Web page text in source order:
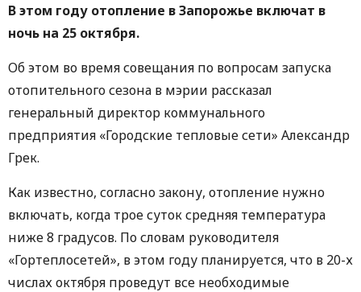
В этом году отопление в Запорожье включат в
ночь на 25 октября.
Об этом во время совещания по вопросам запуска
отопительного сезона в мэрии рассказал
генеральный директор коммунального
предприятия «Городские тепловые сети» Александр
Грек.
Как известно, согласно закону, отопление нужно
включать, когда трое суток средняя температура
ниже 8 градусов. По словам руководителя
«Гортеплосетей», в этом году планируется, что в 20-х
числах октября проведут все необходимые